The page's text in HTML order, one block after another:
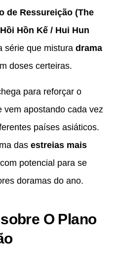
de Ressureição (The
Hồn Kế / Hui Hun
série que mistura drama
doses certeiras.
para reforçar o
vem apostando cada vez
países asiáticos.
das estreias mais
potencial para se
doramas do ano.
O Plano